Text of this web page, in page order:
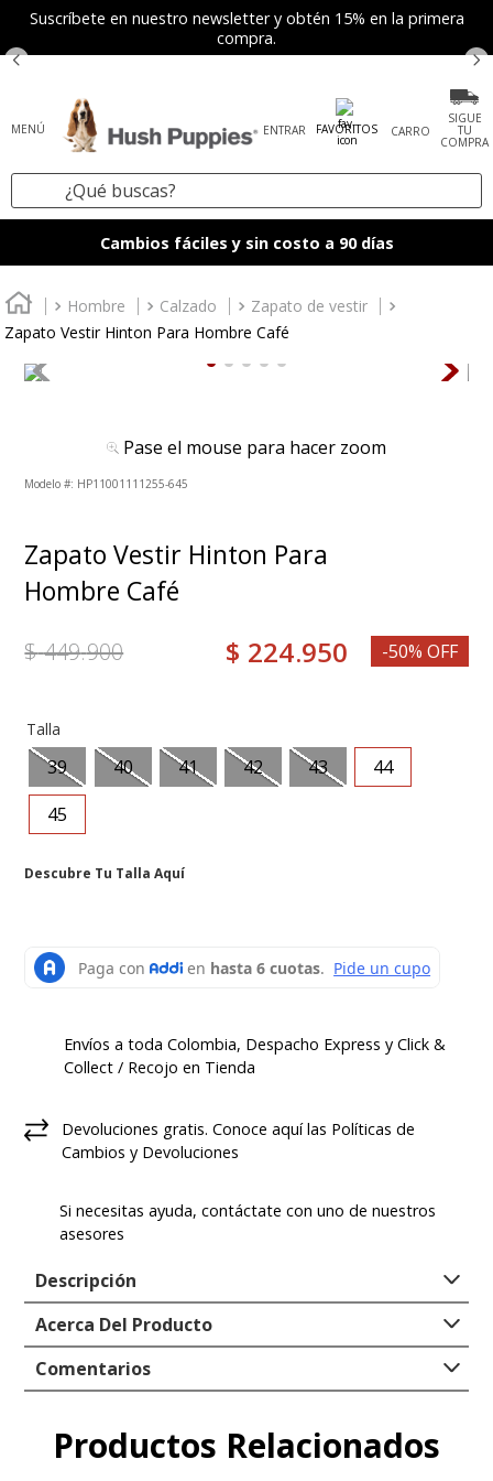
Suscríbete en nuestro newsletter y obtén 15% en la primera
compra.
ENTRAR FAVORITOS
SIGUE
TU
COMPRA
¿Qué buscas?
Cambios fáciles y sin costo a 90 días
Hombre Calzado
Zapato de vestir
Zapato Vestir Hinton Para Hombre Café
Pase el mouse para hacer zoom
: HP11001111255-645
Zapato Vestir Hinton Para
Hombre Café
$449.900 $ 224.950 -50% OFF
Talla
39 40 41 42 43
44
45
Descubre Tu Talla Aquí
Envíos a toda Colombia, Despacho Express y Click &
Collect / Recojo en Tienda
Devoluciones gratis. Conoce aquí las Políticas de
Cambios y Devoluciones
Si necesitas ayuda, contáctate con uno de nuestros
asesores
Descripción
Hush Puppies llega esta temporada plasmando toda
la moda, estilo y comodidad que necesitas en tu día a
día.
Los zapatos causales para hombre Consin, se ajustan
a todo tipo de ocasiones gracias a su versatilidad de
Acerca Del Producto
Tipo
Genero:Hombre
Suela:100% GOMA
Estilo:Vestir
Comentarios
Comentarios
Productos Relacionados
1.
zapatos mujer
2
tenis mujer
3.
zapatos hombre
4.
accesorios
7.
mocasines